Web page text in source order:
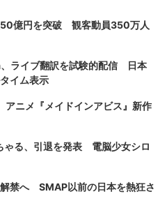
50億円を突破 観客動員350万人
ライブ翻訳を試験的配信 日本
イム表示
ニメ『メイドインアビス』新作
ゃる、引退を発表 電脳少女シロ
禁へ SMAP以前の日本を熱狂さ